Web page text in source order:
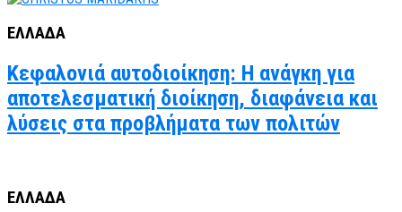
ΕΛΛΑΔΑ
Κεφαλονιά αυτοδιοίκηση: Η ανάγκη για
αποτελεσματική διοίκηση, διαφάνεια και
λύσεις στα προβλήματα των πολιτών
ΕΛΛΑΔΑ